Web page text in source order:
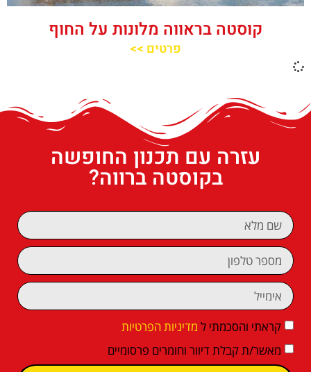
קוסטה בראווה מלונות על החוף
פרטים >>
עזרה עם תכנון החופשה
בקוסטה ברווה?
קראתי והסכמתי ל מדיניות הפרטיות
מאשר/ת קבלת דיוור וחומרים פרסומיים